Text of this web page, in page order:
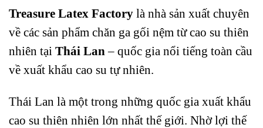
Treasure Latex Factory là nhà sản xuất chuyên
về các sản phẩm chăn ga gối nệm từ cao su thiên
nhiên tại Thái Lan – quốc gia nổi tiếng toàn cầu
về xuất khẩu cao su tự nhiên.
Thái Lan là một trong những quốc gia xuất khẩu
cao su thiên nhiên lớn nhất thế giới. Nhờ lợi thế